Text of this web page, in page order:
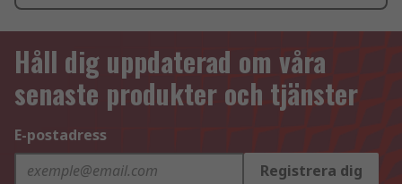
Håll dig uppdaterad om våra
senaste produkter och tjänster
E-postadress
Registrera dig